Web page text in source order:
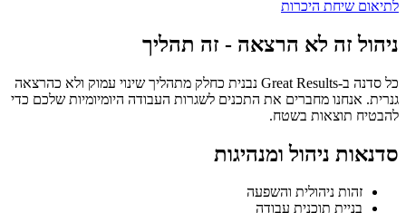
לתיאום שיחת היכרות
ניהול זה לא הרצאה - זה תהליך
כל סדנה ב-Great Results נבנית כחלק מתהליך שינוי עמוק ולא כהרצאה
גנרית. אנחנו מחברים את התכנים לשגרות העבודה היומיומיות שלכם כדי
להבטיח תוצאות בשטח.
סדנאות ניהול ומנהיגות
זהות ניהולית והשפעה
בניית תוכנית עבודה